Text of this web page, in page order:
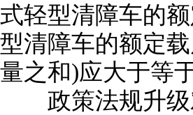
式轻型清障车的
型清障车的额定
量之和)应大于等于
政策法规升级